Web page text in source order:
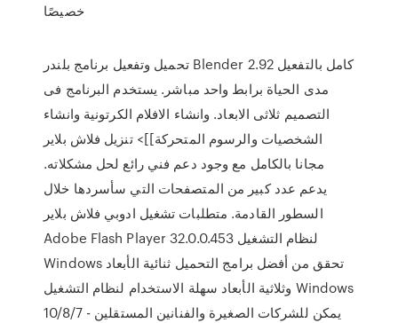
خصيصًا
تحميل وتفعيل برنامج بلندر Blender 2.92 كامل بالتفعيل
مدى الحياة برابط واحد مباشر. يستخدم البرنامج فى
التصميم ثلاثى الابعاد. وانشاء الافلام الكرتونية وانشاء
الشخصيات والرسوم المتحركة]]> تنزيل فلاش بلاير
مجانا بالكامل مع وجود دعم فني رائع لحل مشكلاته.
يدعم عدد كبير من المتصفحات التي سأسردها خلال
السطور القادمة. متطلبات تشغيل ادوبي فلاش بلاير
Adobe Flash Player 32.0.0.453 لنظام التشغيل
Windows تحقق من أفضل برامج التحميل ثنائية الأبعاد
وثلاثية الأبعاد سهلة الاستخدام لنظام التشغيل Windows
10/8/7 - يمكن للشركات الصغيرة والفنانين المستقلين